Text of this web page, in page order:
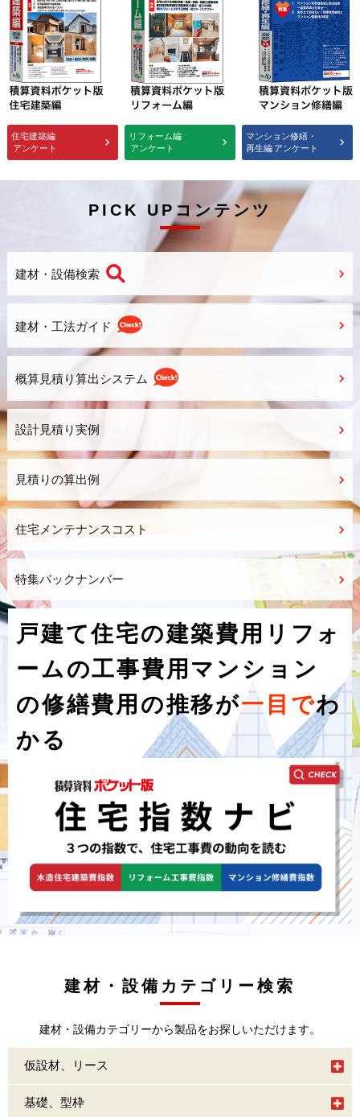
住宅建築編
アンケート
リフォーム編
アンケート
マンション修繕・
再生編 アンケート
PICK UPコンテンツ
建材・設備検索
建材・工法ガイド
概算見積り算出システム
設計見積り実例
見積りの算出例
住宅メンテナンスコスト
特集バックナンバー
戸建て住宅の建築費用 リフォ
ームの工事費用 マンション
の修繕費用 の推移が一目でわ
かる
建材・設備カテゴリー検索
建材・設備カテゴリーから製品をお探しいただけます。
仮設材、リース
基礎、型枠